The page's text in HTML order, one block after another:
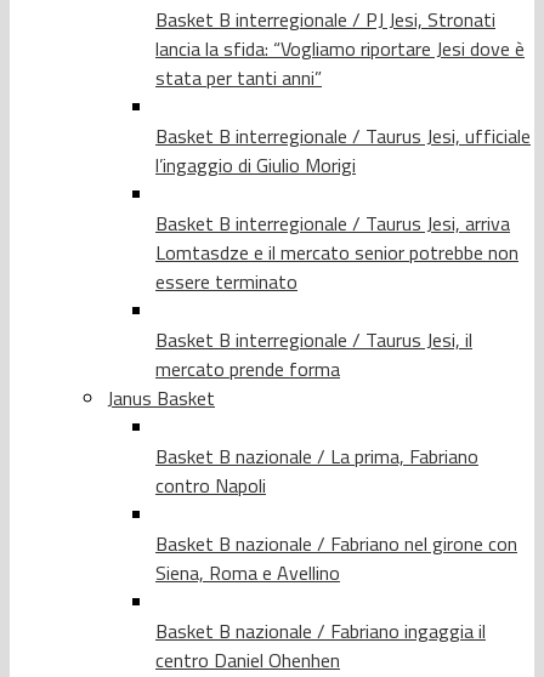
Basket B interregionale / PJ Jesi, Stronati
lancia la sfida: “Vogliamo riportare Jesi dove è
stata per tanti anni”
Basket B interregionale / Taurus Jesi, ufficiale
l’ingaggio di Giulio Morigi
Basket B interregionale / Taurus Jesi, arriva
Lomtasdze e il mercato senior potrebbe non
essere terminato
Basket B interregionale / Taurus Jesi, il
mercato prende forma
Janus Basket
Basket B nazionale / La prima, Fabriano
contro Napoli
Basket B nazionale / Fabriano nel girone con
Siena, Roma e Avellino
Basket B nazionale / Fabriano ingaggia il
centro Daniel Ohenhen